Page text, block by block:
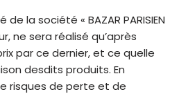
la société « BAZAR PARISIEN
ne sera réalisé qu’après
par ce dernier, et ce quelle
desdits produits. En
risques de perte et de